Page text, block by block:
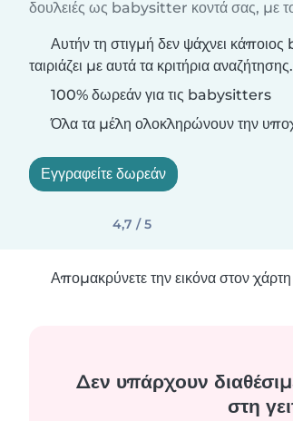
δουλειές ως babysitter κοντά σας, με
Αυτήν τη στιγμή δεν ψάχνει
ταιριάζει με αυτά τα κριτήρια αναζήτησης.
100% δωρεάν για τις babysitters
Όλα τα μέλη ολοκληρώνουν την
Εγγραφείτε δωρεάν
4,7 / 5
Απομακρύνετε την εικόνα στον
Δεν υπάρχουν
στη